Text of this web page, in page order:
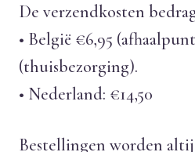
De verzendkosten
• België €6,95
(thuisbezorging).
• Nederland: €14,50
Bestellingen worden